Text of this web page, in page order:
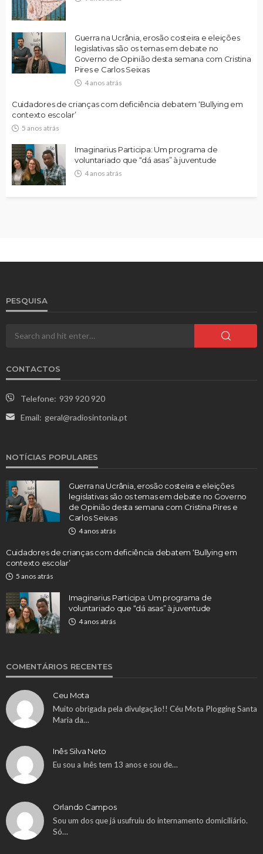
Guerra na Ucrânia, erosão costeira e eleições
legislativas são os temas em debate no
Governo de Opinião desta semana com Cristina
Pires e Carlos Seixas
4 anos atrás
Cuidadores de crianças com deficiência debatem ‘Bullying em
contexto escolar’
5 anos atrás
Imaginarius Participa: Um programa de
voluntariado que “dá asas” à juventude
4 anos atrás
PESQUISA
CONTACTOS
Telefone: 939 920 920
Email: geral@radiosintonia.pt
NOTÍCIAS POPULARES
Guerra na Ucrânia, erosão costeira e eleições
legislativas são os temas em debate no Governo
de Opinião desta semana com Cristina Pires e
Carlos Seixas
4 anos atrás
Cuidadores de crianças com deficiência debatem ‘Bullying em
contexto escolar’
5 anos atrás
Imaginarius Participa: Um programa de
voluntariado que “dá asas” à juventude
4 anos atrás
COMENTÁRIOS RECENTES
Ceu Mota
Muito obrigada pela divulgação!! Céu Mota Plogging Santa
Maria da…
Inês Silva Neto
Eu sou a Inês tem 13 anos e sou de…
Orlando Campos
Sou um dos que já usufruiu do internamento domiciliário.
Só…